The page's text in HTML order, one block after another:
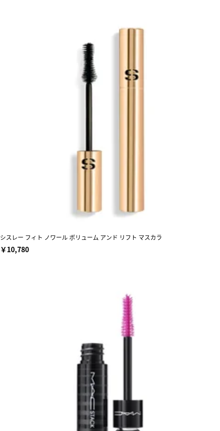
シスレー フィト ノワール ボリューム アンド リフト マスカラ
￥10,780